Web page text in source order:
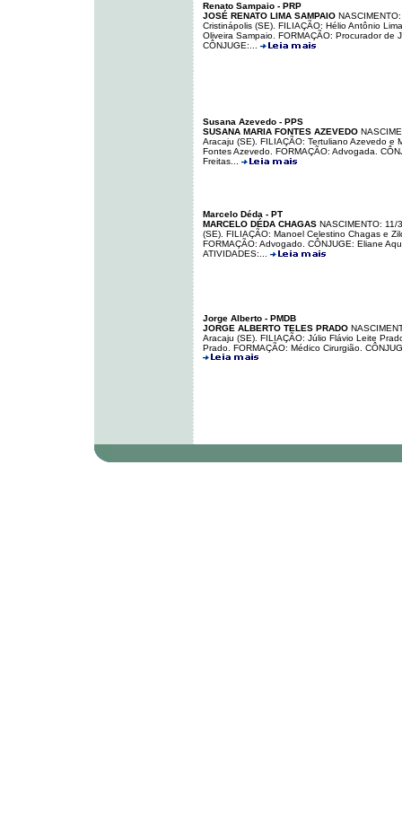
Renato Sampaio - PRP
JOSÉ RENATO LIMA SAMPAIO
Cristinápolis (SE). FILIAÇÃO: Hélio Antônio
Oliveira Sampaio. FORMAÇÃO: Procurador de
CÔNJUGE:...
Susana Azevedo - PPS
SUSANA MARIA FONTES AZEVEDO
Aracaju (SE). FILIAÇÃO: Tertuliano Azevedo e
Fontes Azevedo. FORMAÇÃO: Advogada.
Freitas...
Marcelo Déda - PT
MARCELO DÉDA CHAGAS NASCIMENTO: 11/
(SE). FILIAÇÃO: Manoel Celestino Chagas e
FORMAÇÃO: Advogado. CÔNJUGE: Eliane
ATIVIDADES:...
Jorge Alberto - PMDB
JORGE ALBERTO TELES PRADO
Aracaju (SE). FILIAÇÃO: Júlio Flávio Leite
Prado. FORMAÇÃO: Médico Cirurgião.